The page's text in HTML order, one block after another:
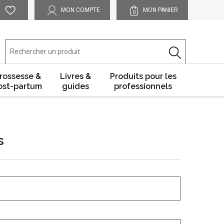
MON COMPTE 0 MON PANIER
&
partum
Livres &
guides
Produits pour les
professionnels